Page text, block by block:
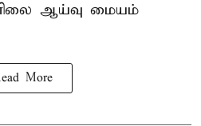
ஆய்வு மையம்
More